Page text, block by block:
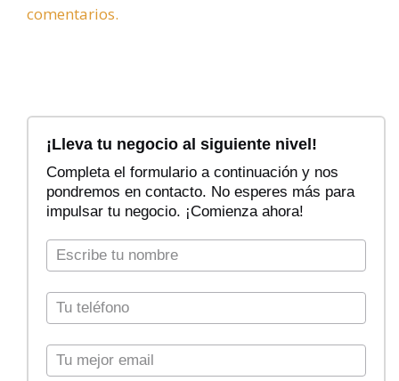
comentarios.
F
¡Lleva tu negocio al siguiente nivel!
Completa el formulario a continuación y nos
pondremos en contacto. No esperes más para
impulsar tu negocio. ¡Comienza ahora!